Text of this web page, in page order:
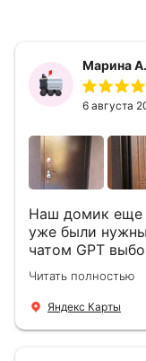
Марина А.
6 августа
Наш домик еще
уже были
чатом GPT
двери Аргус
в компании
ответил на все
Читать полностью
Яндекс Карты